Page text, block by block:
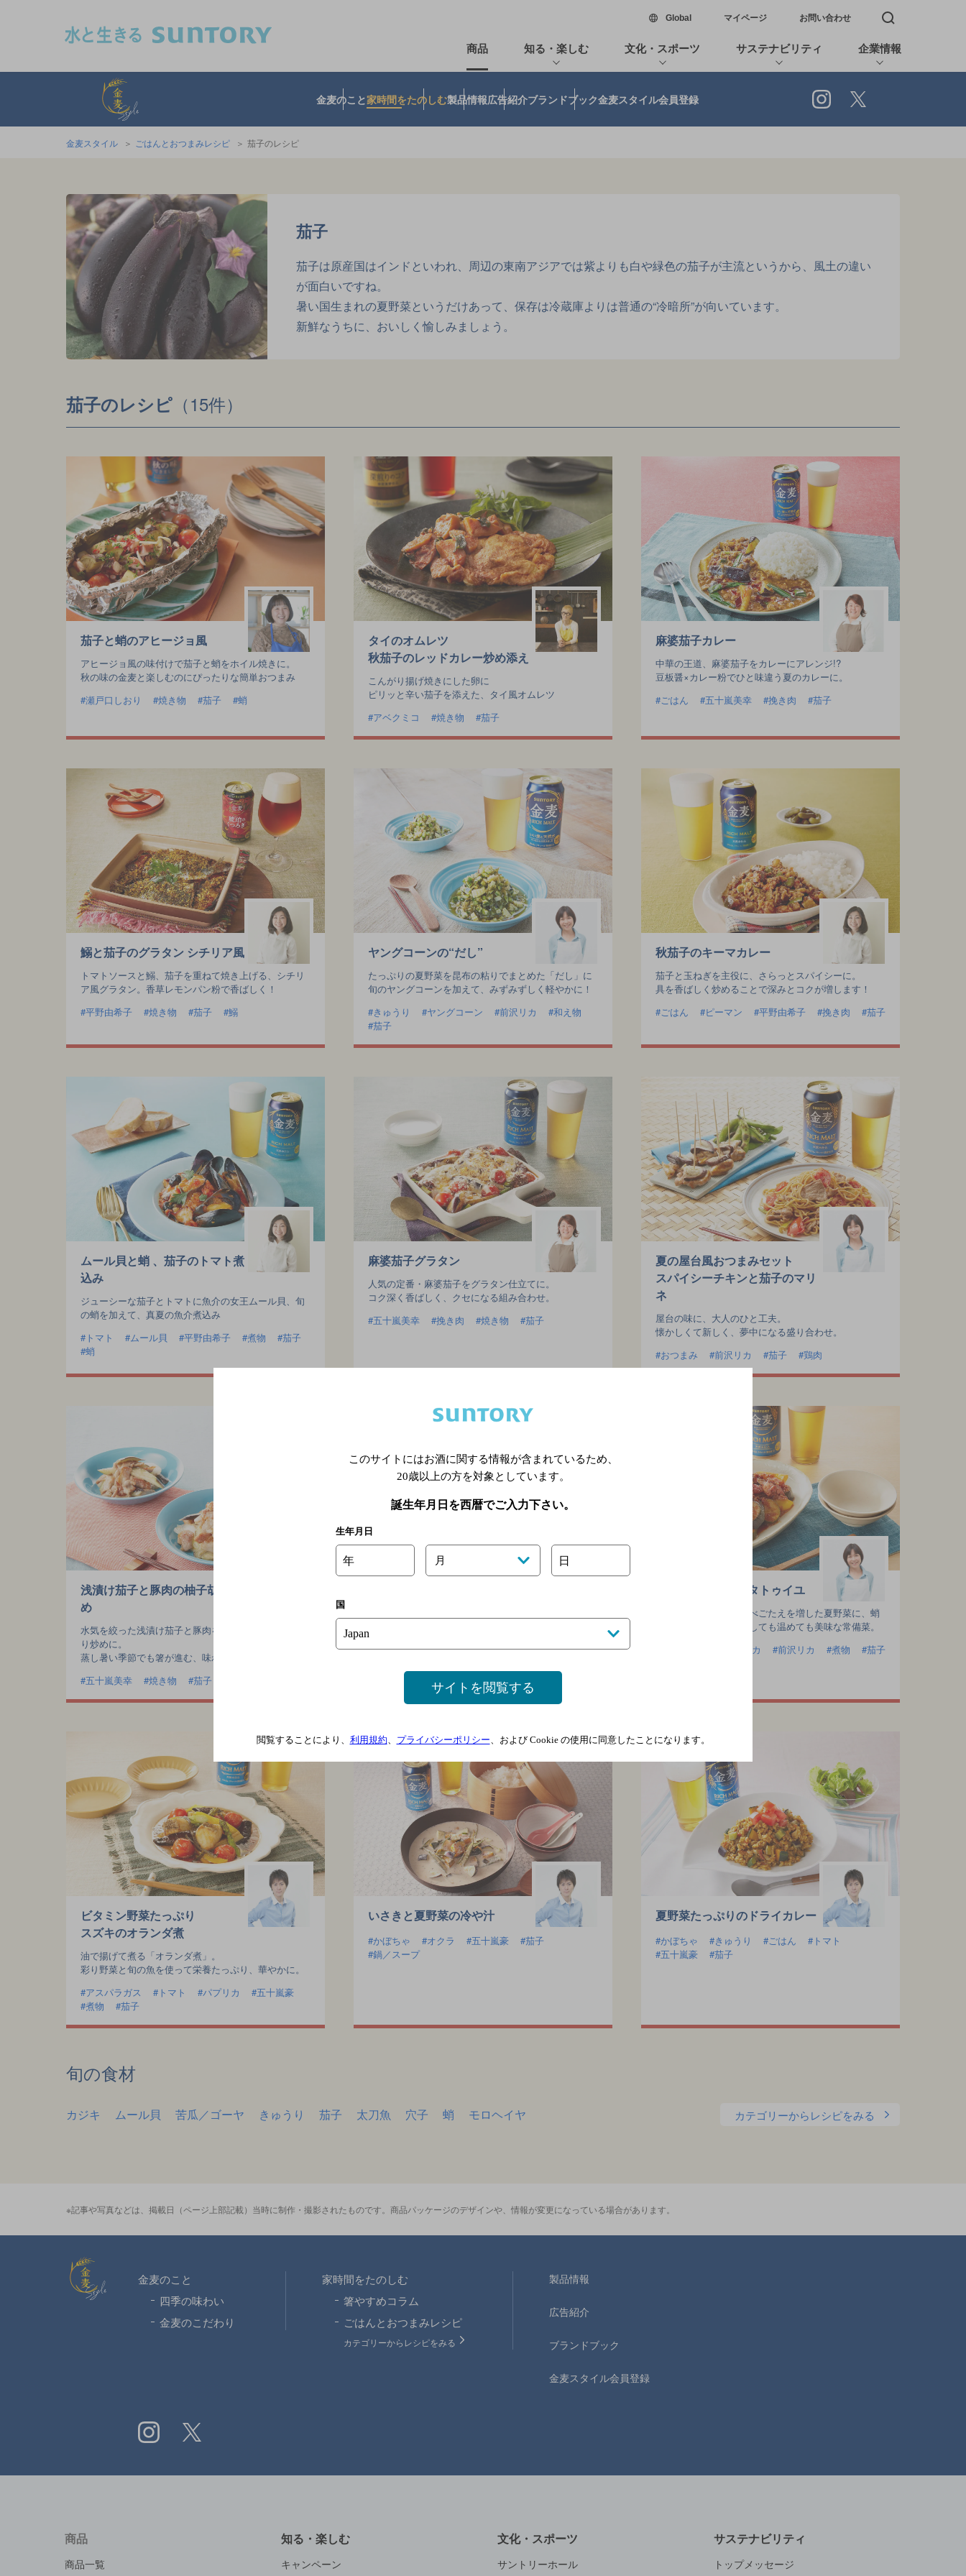
Global新しいウィンドウで開く
マイページ お問い合わせ 検索窓を開く
商品 知る・楽しむ 文化・スポーツ サステナビリティ 企業情報
金麦のこと家時間をたのしむ製品情報広告紹介ブランドブック金麦スタイル会員登録 Instagram
金麦スタイル ごはんとおつまみレシピ 茄子のレシピ
茄子
茄子は原産国はインドといわれ、周辺の東南アジアでは紫よりも白や緑色の茄子が主流というから、風土の違い
が面白いですね。
暑い国生まれの夏野菜というだけあって、保存は冷蔵庫よりは普通の“冷暗所”が向いています。
新鮮なうちに、おいしく愉しみましょう。
茄子のレシピ （15件）
茄子と蛸のアヒージョ風
アヒージョ風の味付けで茄子と蛸をホイル焼きに。
秋の味の金麦と楽しむのにぴったりな簡単おつまみ
瀬戸口しおり
焼き物 茄子 蛸
タイのオムレツ
秋茄子のレッドカレー炒め添え
こんがり揚げ焼きにした卵に
ピリッと辛い茄子を添えた、タイ風オムレツ
アベクミコ
焼き物 茄子
麻婆茄子カレー
中華の王道、麻婆茄子をカレーにアレンジ!?
豆板醤×カレー粉でひと味違う夏のカレーに。
ごはん
五十嵐美幸 挽き肉 茄子
鰯と茄子のグラタン シチリア風
トマトソースと鰯、茄子を重ねて焼き上げる、シチリ
ア風グラタン。香草レモンパン粉で香ばしく！
平野由希子
焼き物 茄子 鰯
ヤングコーンの“だし”
たっぷりの夏野菜を昆布の粘りでまとめた「だし」に
旬のヤングコーンを加えて、みずみずしく軽やかに！
きゅうり
ヤングコーン 前沢リカ
和え物
茄子
秋茄子のキーマカレー
茄子と玉ねぎを主役に、さらっとスパイシーに。
具を香ばしく炒めることで深みとコクが増します！
ごはん
ピーマン 平野由希子 挽き肉 茄子
ムール貝と蛸 、茄子のトマト煮
込み
ジューシーな茄子とトマトに魚介の女王ムール貝、旬
の蛸を加えて、真夏の魚介煮込み
トマト
ムール貝 平野由希子 煮物
茄子
蛸
麻婆茄子グラタン
人気の定番・麻婆茄子をグラタン仕立てに。
コク深く香ばしく、クセになる組み合わせ。
五十嵐美幸
挽き肉 焼き物 茄子
夏の屋台風おつまみセット
スパイシーチキンと茄子のマリ
ネ
屋台の味に、大人のひと工夫。
懐かしくて新しく、夢中になる盛り合わせ。
おつまみ
前沢リカ 茄子 鶏肉
浅漬け茄子と豚肉の柚子胡椒炒
め
水気を絞った浅漬け茄子と豚肉を、柚子胡椒でさっぱ
り炒めに。
蒸し暑い季節でも箸が進む、味わい深いひと皿。
五十嵐美幸
焼き物 茄子
前沢リカ
和え物 茄子 豚肉
蛸と茄子の和風ラタトゥイユ
下揚げして、風味と食べごたえを増した夏野菜に、蛸
と味噌がマッチ。冷やしても温めても美味な常備菜。
パプリカ 前沢リカ 煮物
茄子
ビタミン野菜たっぷり
スズキのオランダ煮
油で揚げて煮る「オランダ煮」。
彩り野菜と旬の魚を使って栄養たっぷり、華やかに。
アスパラガス
トマト パプリカ
五十嵐豪
煮物
茄子
いさきと夏野菜の冷や汁
かぼちゃ オクラ 五十嵐豪
茄子
鍋／スープ
夏野菜たっぷりのドライカレー
かぼちゃ きゅうり ごはん
トマト
五十嵐豪
茄子
旬の食材
カジキ ムール貝 苦瓜／ゴーヤ きゅうり 茄子 太刀魚 穴子 蛸 モロヘイヤ カテゴリーからレシピをみる
※記事や写真などは、掲載日（ページ上部記載）当時に制作・撮影されたものです。商品パッケージのデザインや、情報が変更になっている場合があります。
金麦のこと
四季の味わい
金麦のこだわり
家時間をたのしむ
箸やすめコラム
ごはんとおつまみレシピ
カテゴリーからレシピをみる
製品情報
広告紹介
ブランドブック
金麦スタイル会員登録
Instagram
商品
商品一覧
知る・楽しむ
キャンペーン
文化・スポーツ
サントリーホール
サステナビリティ
トップメッセージ
このサイトにはお酒に関する情報が含まれているため、
20歳以上の方を対象としています。
誕生年月日を西暦でご入力下さい。
生年月日
年 月 日
国
サイトを閲覧する
閲覧することにより、 利用規約、 プライバシーポリシー、および Cookie の使用に同意したことになります。